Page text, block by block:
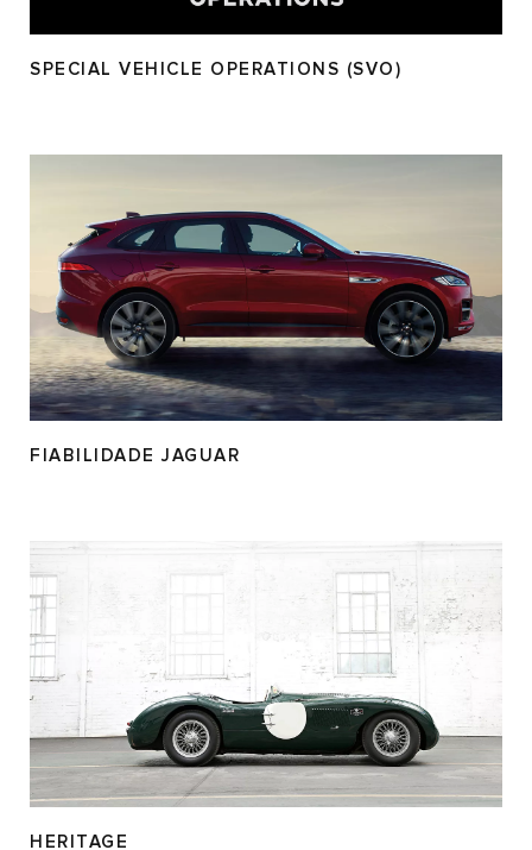
SPECIAL VEHICLE OPERATIONS (SVO)
FIABILIDADE JAGUAR
HERITAGE